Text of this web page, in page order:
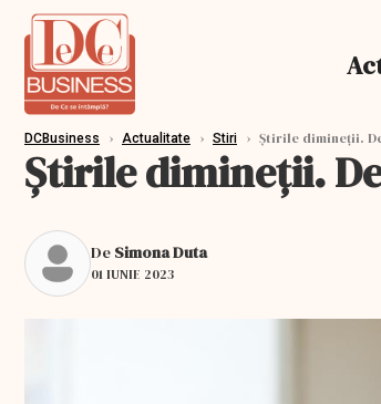
DCBusiness › Actualitate › Stiri › Știrile dimineții.
Știrile dimineții.
De Simona Duta
01 IUNIE 2023